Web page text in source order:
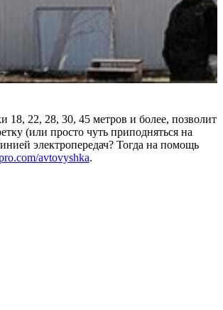
18, 22, 28, 30, 45 метров и более, позволит
(или просто чуть приподняться на
электропередач? Тогда на помощь
avtovyshka.